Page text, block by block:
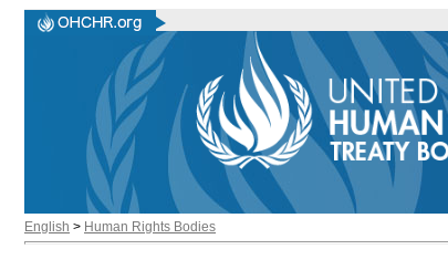
English > Human Rights Bodies